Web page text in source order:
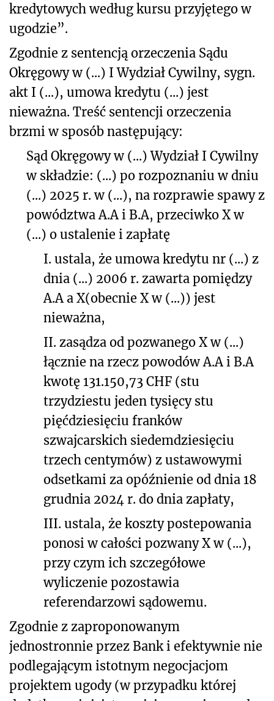
kredytowych według kursu przyjętego w
ugodzie”.
Zgodnie z sentencją orzeczenia Sądu
Okręgowy w (...) I Wydział Cywilny, sygn.
akt I (...), umowa kredytu (...) jest
nieważna. Treść sentencji orzeczenia
brzmi w sposób następujący:
Sąd Okręgowy w (...) Wydział I Cywilny
w składzie: (...) po rozpoznaniu w dniu
(...) 2025 r. w (...), na rozprawie spawy z
powództwa A.A i B.A, przeciwko X w
(...) o ustalenie i zapłatę
I. ustala, że umowa kredytu nr (...) z
dnia (...) 2006 r. zawarta pomiędzy
A.A a X(obecnie X w (...)) jest
nieważna,
II. zasądza od pozwanego X w (...)
łącznie na rzecz powodów A.A i B.A
kwotę 131.150,73 CHF (stu
trzydziestu jeden tysięcy stu
pięćdziesięciu franków
szwajcarskich siedemdziesięciu
trzech centymów) z ustawowymi
odsetkami za opóźnienie od dnia 18
grudnia 2024 r. do dnia zapłaty,
III. ustala, że koszty postepowania
ponosi w całości pozwany X w (...),
przy czym ich szczegółowe
wyliczenie pozostawia
referendarzowi sądowemu.
Zgodnie z zaproponowanym
jednostronnie przez Bank i efektywnie nie
podlegającym istotnym negocjacjom
projektem ugody (w przypadku której